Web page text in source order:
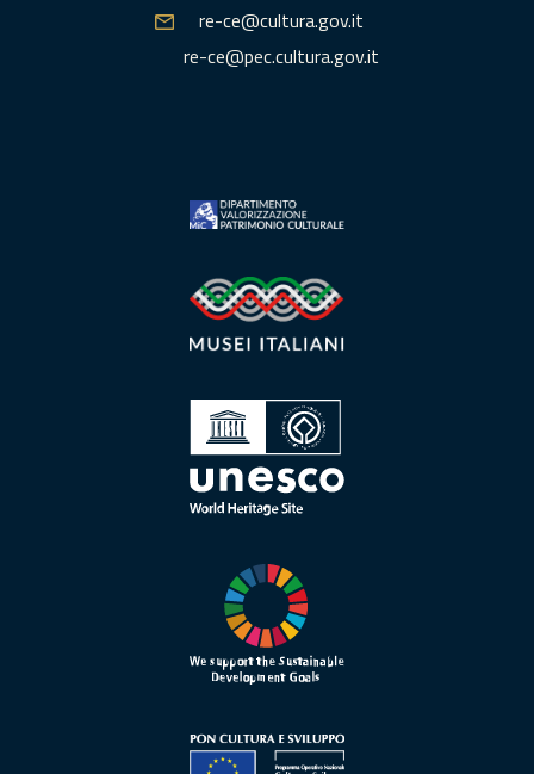
re-ce@cultura.gov.it
re-ce@pec.cultura.gov.it